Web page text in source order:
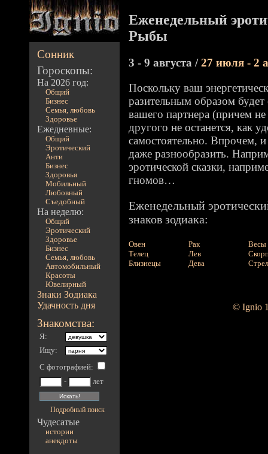
Сонник
Гороскопы:
На 2026 год:
Общий
Бизнес
Семья, любовь
Здоровье
Ежедневные:
Общий
Эротический
Анти
Бизнес
Здоровья
Мобильный
Любовный
Съедобный
На неделю:
Общий
Эротический
Здоровье
Бизнес
Семья, любовь
Автомобильный
Красоты
Ювелирный
Знаки Зодиака
Удачность дня
Знакомства:
Я:
Ищу:
С фотографией:
-
лет
Подробный поиск
Чудесатые
истории
анекдоты
Еженедельный
Рыбы
3 - 9 августа /27 июля - 2
Поскольку ваш
разительным образом будет
вашего партнера (причем
другого не останется, как
самостоятельно. Впрочем,
даже разнообразить.
эротической сказки,
гномов…
Еженедельный
знаков зодиака:
Овен
Телец
Близнецы
Рак
Лев
Дева
Весы
© Ignio